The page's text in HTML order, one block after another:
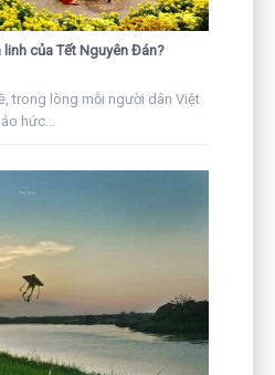
của Tết Nguyên Đán?
trong lòng mỗi người dân Việt
hức...